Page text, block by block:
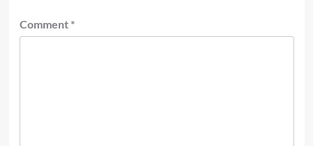
Comment *